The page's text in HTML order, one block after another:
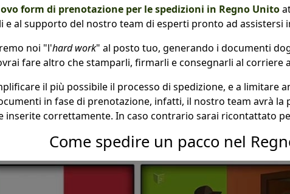
form di prenotazione per le spedizioni in Regno Unito
e al supporto del nostro team di esperti pronto ad assistersi
noi "l'hard work" al posto tuo, generando i documenti
fare altro che stamparli, firmarli e consegnarli al corriere
il più possibile il processo di spedizione, e a
in fase di prenotazione, infatti, il nostro team avrà
inserite correttamente. In caso contrario sarai ricontattato
Come spedire un pacco nel